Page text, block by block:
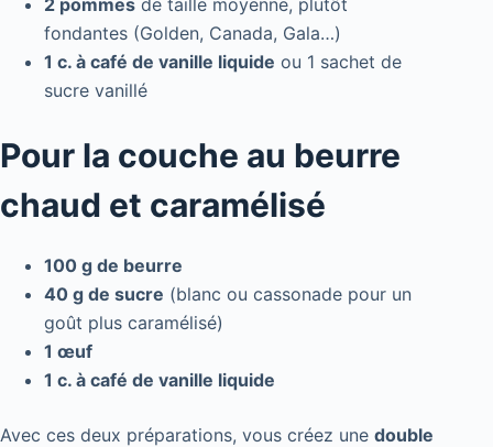
2 pommes de taille moyenne, plutôt
fondantes (Golden, Canada, Gala…)
1 c. à café de vanille liquide ou 1 sachet de
sucre vanillé
Pour la couche au beurre
chaud et caramélisé
100 g de beurre
40 g de sucre (blanc ou cassonade pour un
goût plus caramélisé)
1 œuf
1 c. à café de vanille liquide
Avec ces deux préparations, vous créez une double